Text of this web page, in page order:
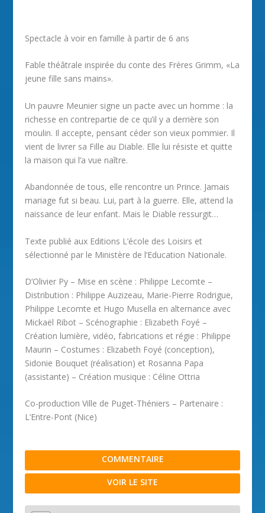
Spectacle à voir en famille à partir de 6 ans
Fable théâtrale inspirée du conte des Frères Grimm, «La
jeune fille sans mains».
Un pauvre Meunier signe un pacte avec un homme : la
richesse en contrepartie de ce qu’il y a derrière son
moulin. Il accepte, pensant céder son vieux pommier. Il
vient de livrer sa Fille au Diable. Elle lui résiste et quitte
la maison qui l’a vue naître.
Abandonnée de tous, elle rencontre un Prince. Jamais
mariage fut si beau. Lui, part à la guerre. Elle, attend la
naissance de leur enfant. Mais le Diable ressurgit…
Texte publié aux Editions L’école des Loisirs et
sélectionné par le Ministère de l’Education Nationale.
D’Olivier Py – Mise en scène : Philippe Lecomte –
Distribution : Philippe Auzizeau, Marie-Pierre Rodrigue,
Philippe Lecomte et Hugo Musella en alternance avec
Mickaël Ribot – Scénographie : Elizabeth Foyé –
Création lumière, vidéo, fabrications et régie : Philippe
Maurin – Costumes : Elizabeth Foyé (conception),
Sidonie Bouquet (réalisation) et Rosanna Papa
(assistante) – Création musique : Céline Ottria
Co-production Ville de Puget-Théniers – Partenaire :
L’Entre-Pont (Nice)
COMMENTAIRE
VOIR LE SITE